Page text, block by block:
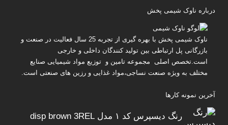
درباره ناوک شیمی پخش
ناوک شیمی پخش
با بهره گیری از تجربه 25 سال فعالیت در صنعت و
بازرگانی پل ارتباطی بین تولید کنندگان داخلی و خارجی
است.تخصص اصلی مجموعه تامین و توزیع مواد شیمیایی صنایع
مختلف به ویژه صنعت نساجی،مواد غذایی و رزین های صنعتی است.
آخرین نمونه کارها
رنگ دیسپرس کد ۱ مدل disp brown 3REL